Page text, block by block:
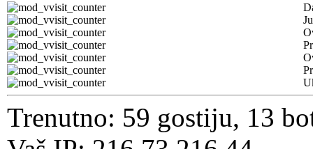
Trenutno: 59 gostiju, 13